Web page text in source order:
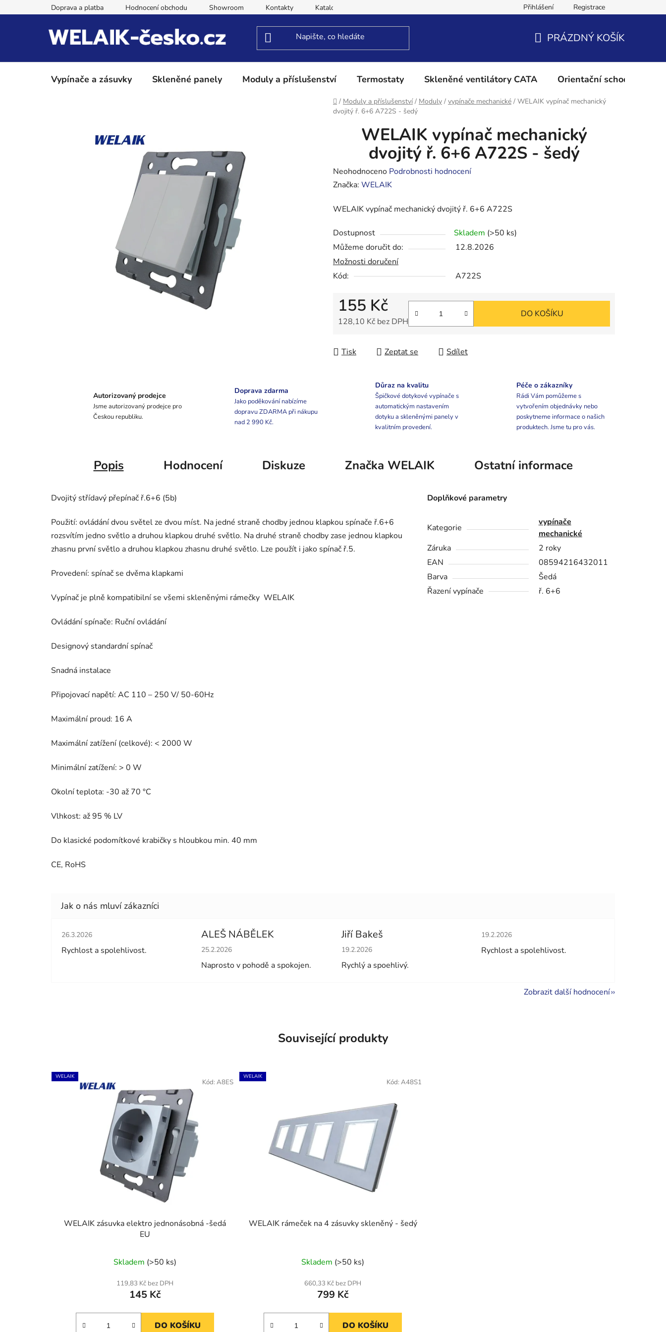
na
Doprava a platba Hodnocení obchodu Showroom Kontakty Katalog Podmínky ochrany osobních údajů Reklamační řád
Přihlášení Registrace
KOŠÍK
PRÁZDNÝ KOŠÍK
Vypínače a zásuvky Skleněné panely Moduly a příslušenství Termostaty Skleněné ventilátory CATA Orientační schodišťové
Domů
/ Moduly a příslušenství / Moduly / vypínače mechanické / WELAIK vypínač mechanický
dvojitý ř. 6+6 A722S - šedý
WELAIK vypínač mechanický
dvojitý ř. 6+6 A722S - šedý
Průměrné
hodnocení
je
z
5
hvězdiček.
Neohodnoceno Podrobnosti hodnocení
Značka: WELAIK
WELAIK vypínač mechanický dvojitý ř. 6+6 A722S
Dostupnost Skladem (>50 ks)
Můžeme doručit do:
12.8.2026
Možnosti doručení
Kód:
A722S
155 Kč
128,10 Kč bez DPH
DO KOŠÍKU
Tisk Zeptat se Sdílet
Autorizovaný prodejce
Jsme autorizovaný prodejce pro
Českou republiku.
Doprava zdarma
Jako poděkování nabízíme
dopravu ZDARMA při nákupu
nad 2 990 Kč.
Důraz na kvalitu
Špičkové dotykové vypínače s
automatickým nastavením
dotyku a skleněnými panely v
kvalitním provedení.
Péče o zákazníky
Rádi Vám pomůžeme s
vytvořením objednávky nebo
poskytneme informace o našich
produktech. Jsme tu pro vás.
Popis Hodnocení Diskuze Značka WELAIK Ostatní informace
Dvojitý střídavý přepínač ř.6+6 (5b)
Použití: ovládání dvou světel ze dvou míst. Na jedné straně chodby jednou klapkou spínače ř.6+6
rozsvítím jedno světlo a druhou klapkou druhé světlo. Na druhé straně chodby zase jednou klapkou
zhasnu první světlo a druhou klapkou zhasnu druhé světlo. Lze použít i jako spínač ř.5.
Provedení: spínač se dvěma klapkami
Vypínač je plně kompatibilní se všemi skleněnými rámečky WELAIK
Ovládání spínače: Ruční ovládání
Designový standardní spínač
Snadná instalace
Připojovací napětí: AC 110 – 250 V/ 50-60Hz
Maximální proud: 16 A
Maximální zatížení (celkové): < 2000 W
Minimální zatížení: > 0 W
Okolní teplota: -30 až 70 °C
Vlhkost: až 95 % LV
Do klasické podomítkové krabičky s hloubkou min. 40 mm
CE, RoHS
Doplňkové parametry
Kategorie
vypínače
mechanické
Záruka
2 roky
EAN
08594216432011
Barva
Šedá
Řazení vypínače
ř. 6+6
Hodnocení obchodu je 5 z 5 hvězdiček.
26.3.2026
Rychlost a spolehlivost.
ALEŠ NÁBĚLEK
Hodnocení obchodu je 5 z 5 hvězdiček.
25.2.2026
Naprosto v pohodě a spokojen.
Jiří Bakeš
Hodnocení obchodu je 5 z 5 hvězdiček.
19.2.2026
Rychlý a spoehlivý.
Hodnocení obchodu je 5 z 5 hvězdiček.
19.2.2026
Rychlost a spolehlivost.
Zobrazit další hodnocení
Související produkty
WELAIK
WELAIK zásuvka elektro jednonásobná -šedá
EU
Skladem (>50 ks)
119,83 Kč bez DPH
145 Kč
DO KOŠÍKU
Kód:A8ES
WELAIK
WELAIK rámeček na 4 zásuvky skleněný - šedý
Skladem (>50 ks)
660,33 Kč bez DPH
799 Kč
DO KOŠÍKU
Kód: A48S1